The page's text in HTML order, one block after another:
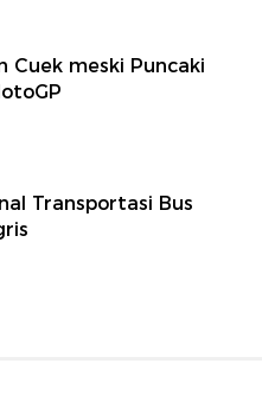
Cuek meski Puncaki
Transportasi Bus